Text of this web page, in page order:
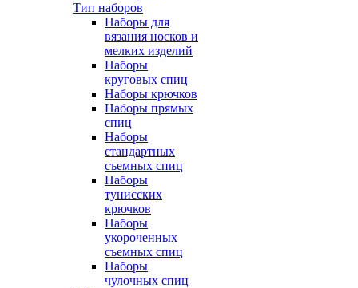
Тип наборов
Наборы для
вязания носков и
мелких изделий
Наборы
круговых спиц
Наборы крючков
Наборы прямых
спиц
Наборы
стандартных
съемных спиц
Наборы
тунисских
крючков
Наборы
укороченных
съемных спиц
Наборы
чулочных спиц